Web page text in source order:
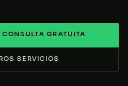
GRATUITA
SERVICIOS